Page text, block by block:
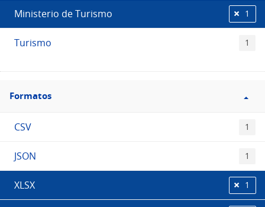
Ministerio de Turismo 1
Turismo 1
Filtro
Formatos
Formatos
CSV 1
JSON 1
XLSX 1